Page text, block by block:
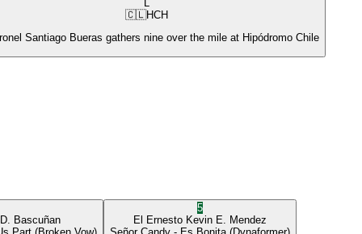
L
🇨🇱HCH
Santiago Bueras gathers nine over the mile at Hipódromo Chile
Bascuñan
5
El Ernesto Kevin E. Mendez